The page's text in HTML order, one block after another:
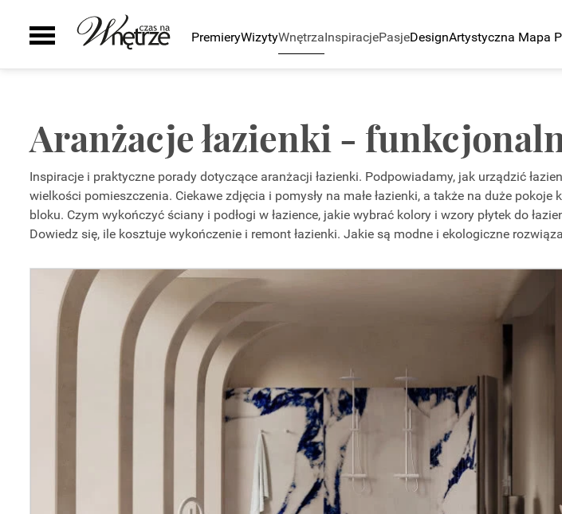
PremieryWizytyWnętrza
Łazienka
Salon
Sypialnia
Pokój dziecka
Gabinet
Biuro
Zaplecze domu
Drzwi i okna
Schody
Kominki
Grzejniki
Oświetlenie
Smart home
AGD
Zlewy i baterie
Wanny i natryski
Ceramika Łazienkowa
Wellnes
DIY
InspiracjePasje
Smaki życia
DesignArtystyczna Mapa
Aranżacje łazienki -
Inspiracje i praktyczne porady dotyczące aranżacji łazienki. Podpowiadamy, jak urządzić
wielkości pomieszczenia. Ciekawe zdjęcia i pomysły na małe łazienki, a także na duże
bloku. Czym wykończyć ściany i podłogi w łazience, jakie wybrać kolory i wzory płytek do
Dowiedz się, ile kosztuje wykończenie i remont łazienki. Jakie są modne i ekologiczne